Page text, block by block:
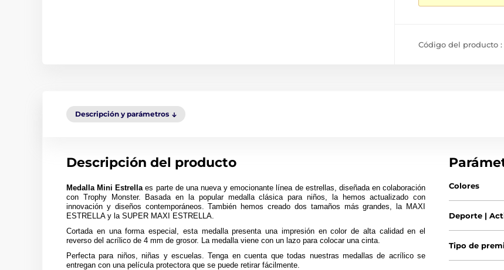
Código del producto :
Descripción y parámetros
Descripción del producto
Medalla Mini Estrellaes parte de una nueva y emocionante línea de estrellas, diseñada en colaboración
con Trophy Monster. Basada en la popular medalla clásica para niños, la hemos actualizado con
innovación y diseños contemporáneos. También hemos creado dos tamaños más grandes, la MAXI
ESTRELLA y la SUPER MAXI ESTRELLA.
Cortada en una forma especial, esta medalla presenta una impresión en color de alta calidad en el
reverso del acrílico de 4 mm de grosor. La medalla viene con un lazo para colocar una cinta.
Perfecta para niños, niñas y escuelas. Tenga en cuenta que todas nuestras medallas de acrílico se
entregan con una película protectora que se puede retirar fácilmente.
Colores
Deporte |
Tipo de